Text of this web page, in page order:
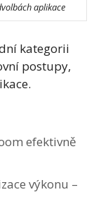
aplikace
kategorii
postupy,
efektivně
výkonu –